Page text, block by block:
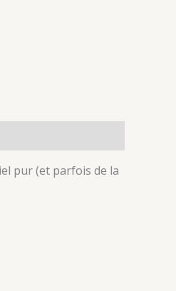
pur (et parfois de la